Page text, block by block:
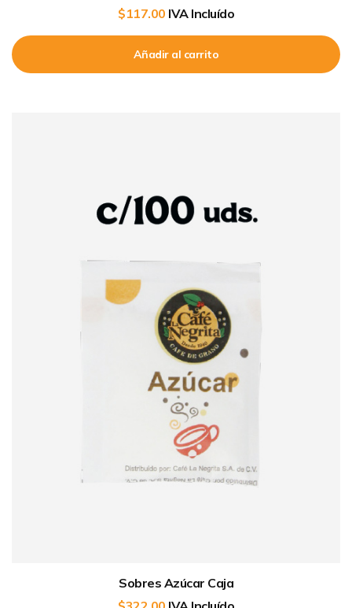
$117.00 IVA Incluído
Añadir al carrito
Sobres Azúcar Caja